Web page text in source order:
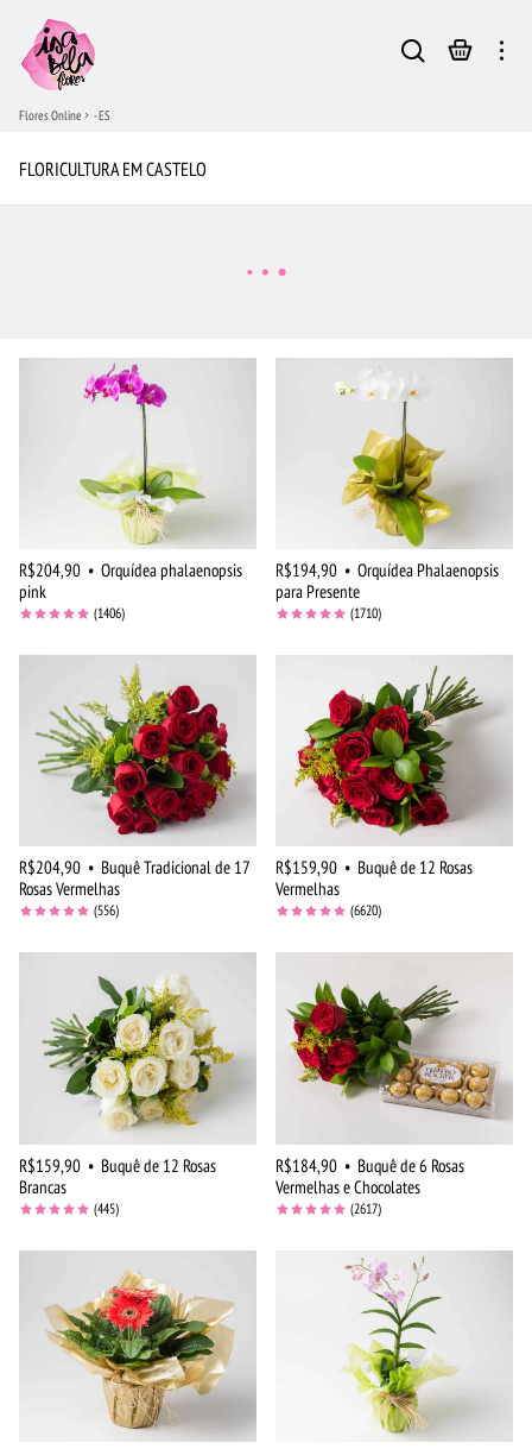
Flores Online - ES
FLORICULTURA EM CASTELO
R$204,90 • Orquídea phalaenopsis
pink
(1406)
R$194,90 • Orquídea Phalaenopsis
para Presente
(1710)
R$204,90 • Buquê Tradicional de 17
Rosas Vermelhas
(556)
R$159,90 • Buquê de 12 Rosas
Vermelhas
(6620)
R$159,90 • Buquê de 12 Rosas
Brancas
(445)
R$184,90 • Buquê de 6 Rosas
Vermelhas e Chocolates
(2617)